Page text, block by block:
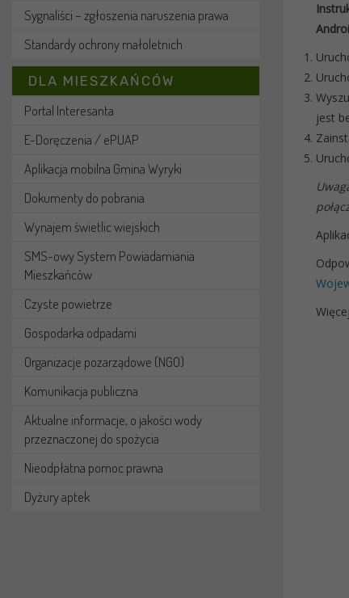
Sygnaliści – zgłoszenia naruszenia prawa
Standardy ochrony małoletnich
DLA MIESZKAŃCÓW
Portal Interesanta
E-Doręczenia / ePUAP
Aplikacja mobilna Gmina Wyryki
Dokumenty do pobrania
Wynajem świetlic wiejskich
SMS-owy System Powiadamiania
Mieszkańców
Czyste powietrze
Gospodarka odpadami
Organizacje pozarządowe (NGO)
Komunikacja publiczna
Aktualne informacje, o jakości wody
przeznaczonej do spożycia
Nieodpłatna pomoc prawna
Dyżury aptek
jest